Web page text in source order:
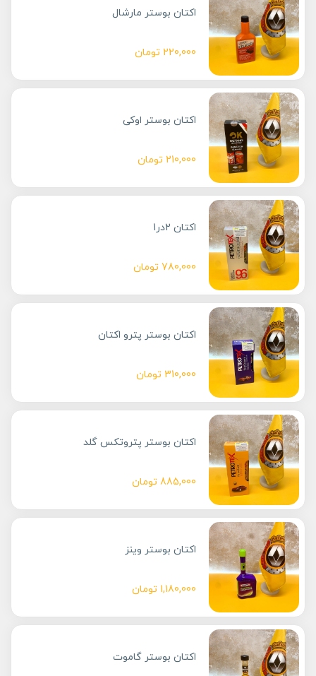
اکتان بوستر مارشال
220,000 تومان
اکتان بوستر اوکی
210,000 تومان
اکتان 2در1
780,000 تومان
اکتان بوستر پترو اکتان
310,000 تومان
اکتان بوستر پتروتکس گلد
885,000 تومان
اکتان بوستر وینز
1,180,000 تومان
اکتان بوستر گاموت